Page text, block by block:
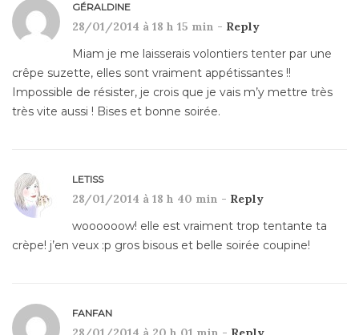
GÉRALDINE
28/01/2014 à 18 h 15 min - Reply
Miam je me laisserais volontiers tenter par une
crêpe suzette, elles sont vraiment appétissantes !!
Impossible de résister, je crois que je vais m’y mettre très
très vite aussi ! Bises et bonne soirée.
LETISS
28/01/2014 à 18 h 40 min - Reply
woooooow! elle est vraiment trop tentante ta
crèpe! j’en veux :p gros bisous et belle soirée coupine!
FANFAN